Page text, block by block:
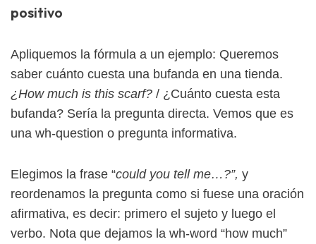
positivo
Apliquemos la fórmula a un ejemplo: Queremos
saber cuánto cuesta una bufanda en una tienda.
¿How much is this scarf? / ¿Cuánto cuesta esta
bufanda? Sería la pregunta directa. Vemos que es
una wh-question o pregunta informativa.
Elegimos la frase “could you tell me…?”, y
reordenamos la pregunta como si fuese una oración
afirmativa, es decir: primero el sujeto y luego el
verbo. Nota que dejamos la wh-word “how much”